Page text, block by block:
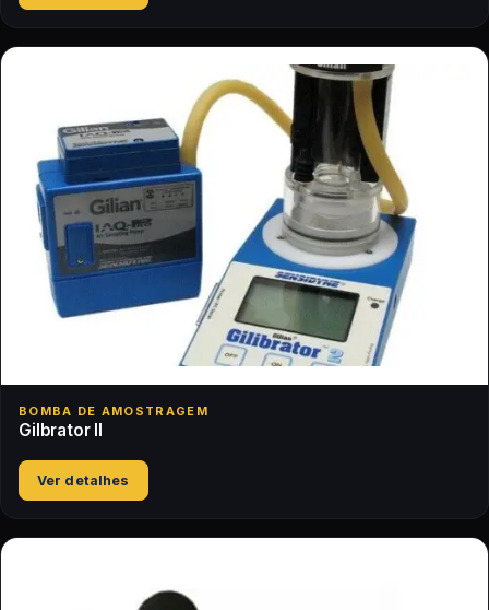
BOMBA DE AMOSTRAGEM
Gilbrator II
Ver detalhes